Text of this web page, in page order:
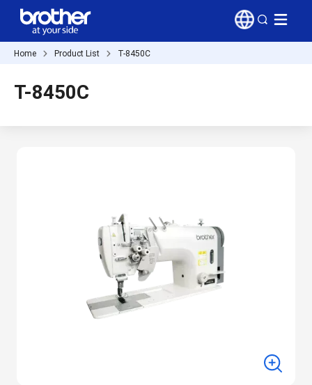
Home Product List T-8450C
T-8450C